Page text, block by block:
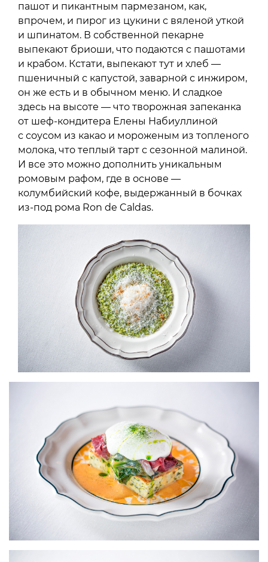
пашот и пикантным пармезаном, как,
впрочем, и пирог из цукини с вяленой уткой
и шпинатом. В собственной пекарне
выпекают бриоши, что подаются с пашотами
и крабом. Кстати, выпекают тут и хлеб —
пшеничный с капустой, заварной с инжиром,
он же есть и в обычном меню. И сладкое
здесь на высоте — что творожная запеканка
от шеф-кондитера Елены Набиуллиной
с соусом из какао и мороженым из топленого
молока, что теплый тарт с сезонной малиной.
И все это можно дополнить уникальным
ромовым рафом, где в основе —
колумбийский кофе, выдержанный в бочках
из-под рома Ron de Caldas.